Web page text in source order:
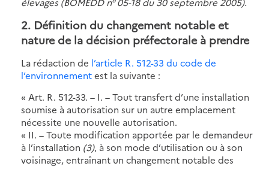
2. Définition du changement notable et
nature de la décision préfectorale à prendre
La rédaction de l’article R. 512-33 du code de
l’environnementest la suivante :
« Art. R. 512-33. – I. – Tout transfert d’une installation
soumise à autorisation sur un autre emplacement
nécessite une nouvelle autorisation.
« II. – Toute modification apportée par le demandeur
à l’installation (3), à son mode d’utilisation ou à son
voisinage, entraînant un changement notable des